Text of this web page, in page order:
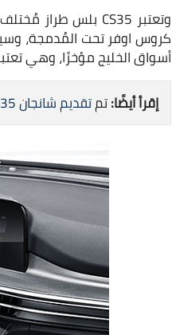
أسواق الخليج مؤخرًا، وهي
إقرأ أيضًا:تمتقديم شانجان CS35 بلس 2022 في مصر